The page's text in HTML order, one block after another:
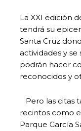
La XXI edición
tendrá su
Santa Cruz
actividades y se
podrán hacer
reconocidos y
Pero las citas
recintos como
Parque García